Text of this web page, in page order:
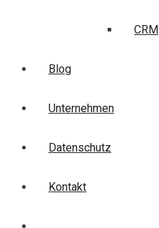
CRM
Blog
Unternehmen
Datenschutz
Kontakt